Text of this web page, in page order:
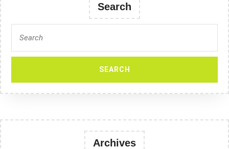
Search
for:
Archives